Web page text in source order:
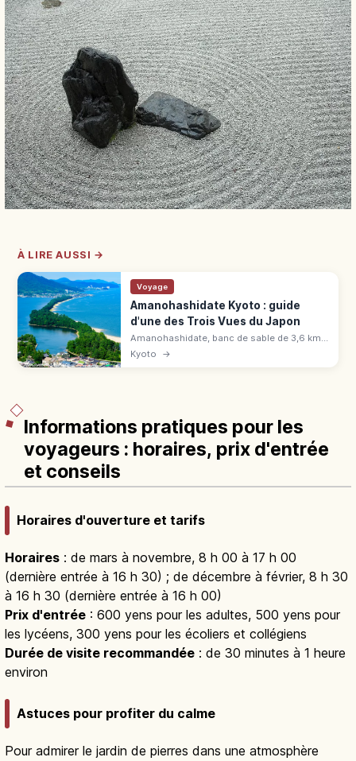
À LIRE AUSSI →
Voyage
Amanohashidate Kyoto : guide
d'une des Trois Vues du Japon
Amanohashidate, banc de sable de 3,6 km
bordé de 6 700 pins : une des Trois Vues du
Japon. Panoramas, vélo, spécialités, accès
Kyoto →
Informations pratiques pour les
voyageurs : horaires, prix d'entrée
et conseils
Horaires d'ouverture et tarifs
Horaires : de mars à novembre, 8 h 00 à 17 h 00
(dernière entrée à 16 h 30) ; de décembre à février, 8 h 30
à 16 h 30 (dernière entrée à 16 h 00)
Prix d'entrée : 600 yens pour les adultes, 500 yens pour
les lycéens, 300 yens pour les écoliers et collégiens
Durée de visite recommandée : de 30 minutes à 1 heure
environ
Astuces pour profiter du calme
Pour admirer le jardin de pierres dans une atmosphère